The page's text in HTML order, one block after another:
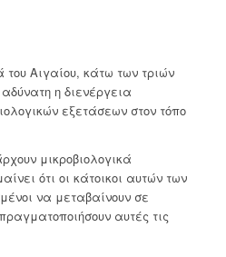
του Αιγαίου, κάτω των τριών
η διενέργεια
εξετάσεων στον τόπο
μικροβιολογικά
ότι οι κάτοικοι αυτών των
να μεταβαίνουν σε
αυτές τις